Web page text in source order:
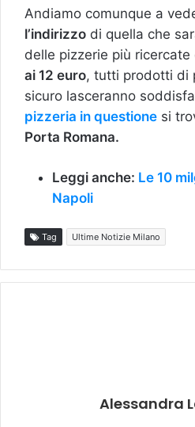
Andiamo comunque a
l’indirizzo di quella che
delle pizzerie più ricercate
ai 12 euro, tutti prodotti di
sicuro lasceranno
pizzeria in questione si
Porta Romana.
Leggi anche: Le 10
Napoli
Tag Ultime Notizie Milano
Alessandra